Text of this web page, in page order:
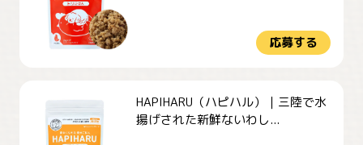
応募する
HAPIHARU（ハピハル）｜三陸で水
揚げされた新鮮ないわし...